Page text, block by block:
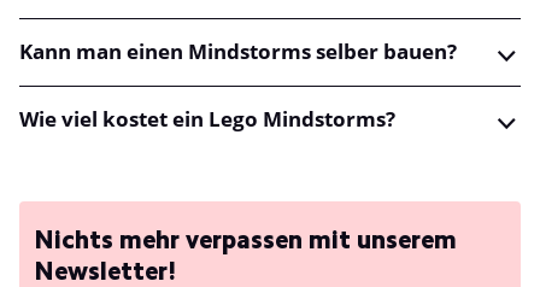
Kann man einen Mindstorms selber bauen?
Wie viel kostet ein Lego Mindstorms?
Nichts mehr verpassen mit unserem
Newsletter!